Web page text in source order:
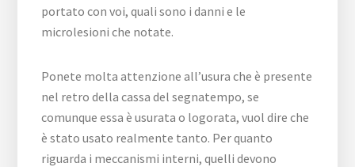
portato con voi, quali sono i danni e le
microlesioni che notate.
Ponete molta attenzione all’usura che è presente
nel retro della cassa del segnatempo, se
comunque essa è usurata o logorata, vuol dire che
è stato usato realmente tanto. Per quanto
riguarda i meccanismi interni, quelli devono